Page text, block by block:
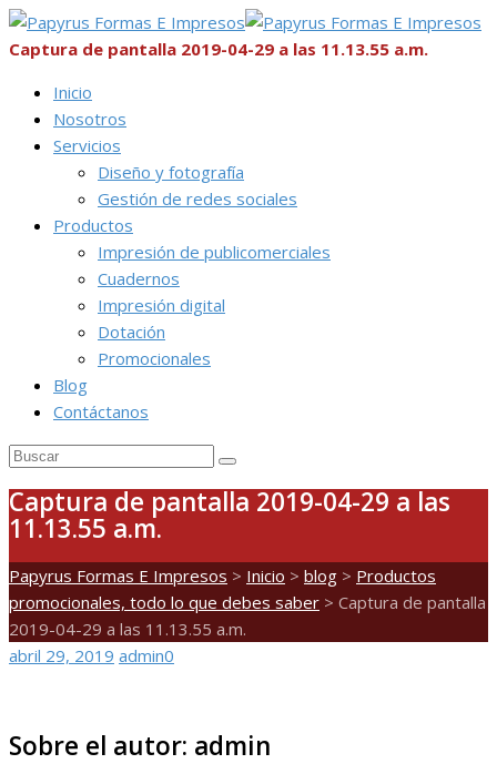
Captura de pantalla 2019-04-29 a las 11.13.55 a.m.
Inicio
Nosotros
Servicios
Diseño y fotografía
Gestión de redes sociales
Productos
Impresión de publicomerciales
Cuadernos
Impresión digital
Dotación
Promocionales
Blog
Contáctanos
Captura de pantalla 2019-04-29 a las
11.13.55 a.m.
Papyrus Formas E Impresos > Inicio > blog > Productos
promocionales, todo lo que debes saber > Captura de pantalla
2019-04-29 a las 11.13.55 a.m.
abril 29, 2019 admin0
Sobre el autor: admin